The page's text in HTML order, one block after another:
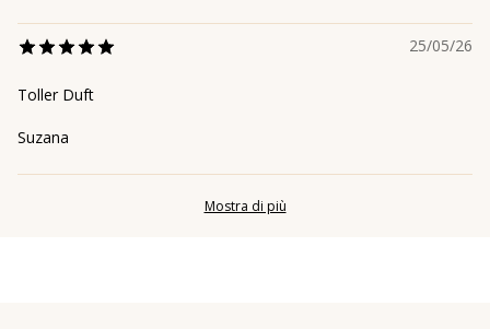
25/05/26
Toller Duft
Suzana
Mostra di più